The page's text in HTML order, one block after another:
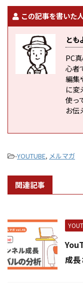
この記事を書いた人
とも
PC
心者
編集
に変
使っ
お伝
-YOUTUBE, メルマガ
関連記事
成